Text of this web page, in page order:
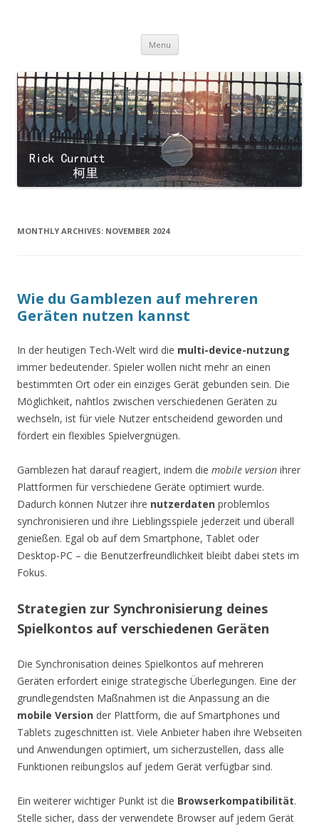
Menu Skip
content
MONTHLY ARCHIVES: NOVEMBER 2024
Wie du Gamblezen auf mehreren
Geräten nutzen kannst
In der heutigen Tech-Welt wird die multi-device-nutzung
immer bedeutender. Spieler wollen nicht mehr an einen
bestimmten Ort oder ein einziges Gerät gebunden sein. Die
Möglichkeit, nahtlos zwischen verschiedenen Geräten zu
wechseln, ist für viele Nutzer entscheidend geworden und
fördert ein flexibles Spielvergnügen.
Gamblezen hat darauf reagiert, indem die mobile version ihrer
Plattformen für verschiedene Geräte optimiert wurde.
Dadurch können Nutzer ihre nutzerdaten problemlos
synchronisieren und ihre Lieblingsspiele jederzeit und überall
genießen. Egal ob auf dem Smartphone, Tablet oder
Desktop-PC – die Benutzerfreundlichkeit bleibt dabei stets im
Fokus.
Strategien zur Synchronisierung deines
Spielkontos auf verschiedenen Geräten
Die Synchronisation deines Spielkontos auf mehreren
Geräten erfordert einige strategische Überlegungen. Eine der
grundlegendsten Maßnahmen ist die Anpassung an die
mobile Version der Plattform, die auf Smartphones und
Tablets zugeschnitten ist. Viele Anbieter haben ihre Webseiten
und Anwendungen optimiert, um sicherzustellen, dass alle
Funktionen reibungslos auf jedem Gerät verfügbar sind.
Ein weiterer wichtiger Punkt ist die Browserkompatibilität.
Stelle sicher, dass der verwendete Browser auf jedem Gerät